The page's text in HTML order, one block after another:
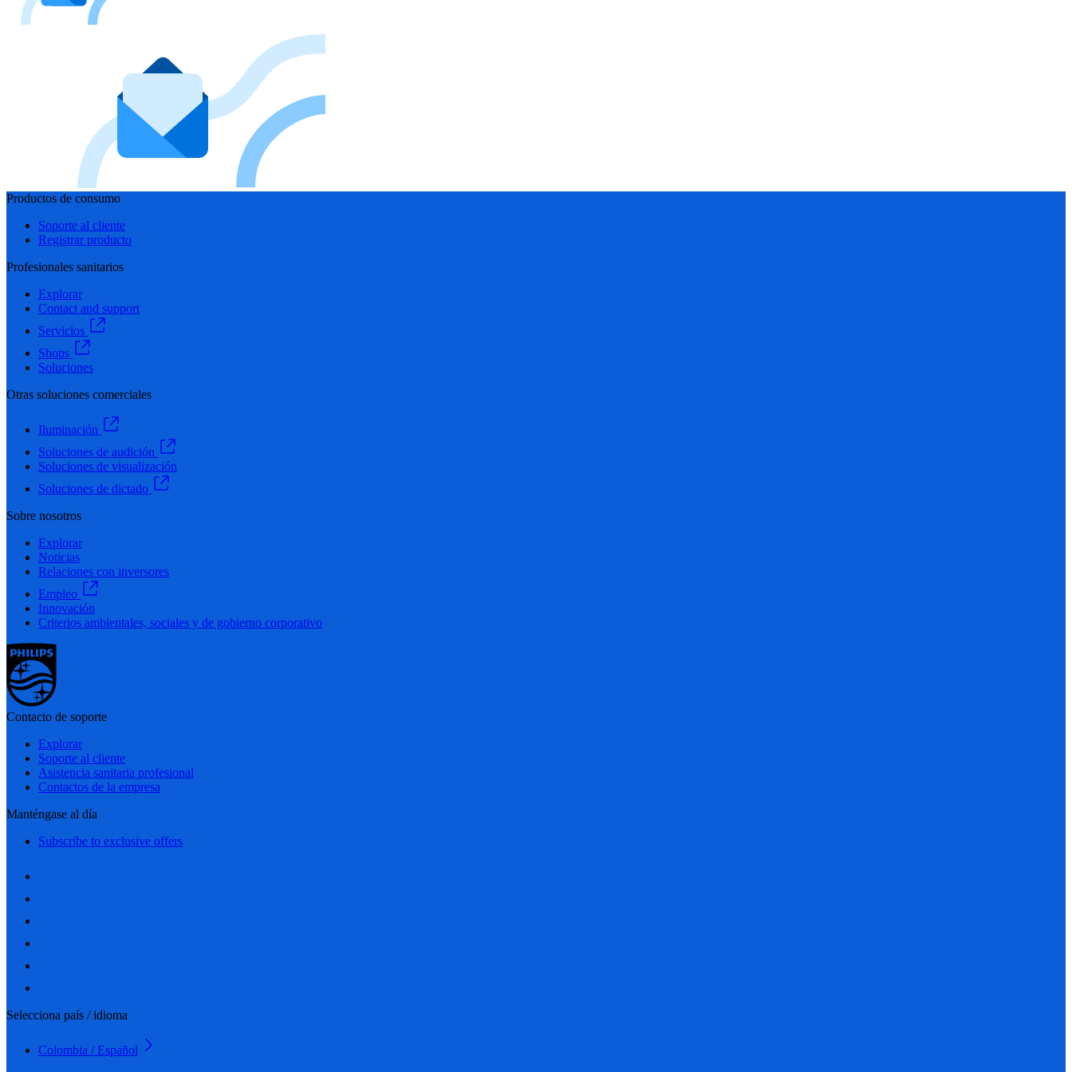
Productos de consumo
Soporte al cliente
Registrar producto
Profesionales sanitarios
Explorar
Contact and support
Servicios
Shops
Soluciones
Otras soluciones comerciales
Iluminación
Soluciones de audición
Soluciones de visualización
Soluciones de dictado
Sobre nosotros
Explorar
Noticias
Relaciones con inversores
Empleo
Innovación
Criterios ambientales, sociales y de gobierno corporativo
Contacto de soporte
Explorar
Soporte al cliente
Asistencia sanitaria profesional
Contactos de la empresa
Manténgase al día
Subscribe to exclusive offers
Selecciona país / idioma
Colombia / Español